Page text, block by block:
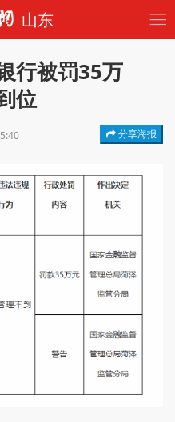
山东
行被罚35万
位
分享海报